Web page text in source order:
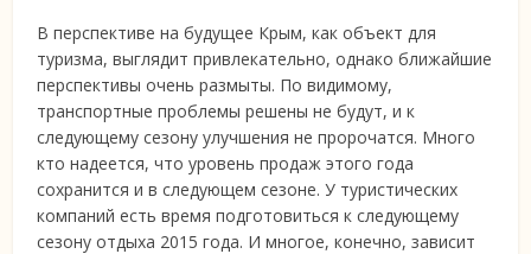
В перспективе на будущее Крым, как объект для
туризма, выглядит привлекательно, однако ближайшие
перспективы очень размыты. По видимому,
транспортные проблемы решены не будут, и к
следующему сезону улучшения не пророчатся. Много
кто надеется, что уровень продаж этого года
сохранится и в следующем сезоне. У туристических
компаний есть время подготовиться к следующему
сезону отдыха 2015 года. И многое, конечно, зависит